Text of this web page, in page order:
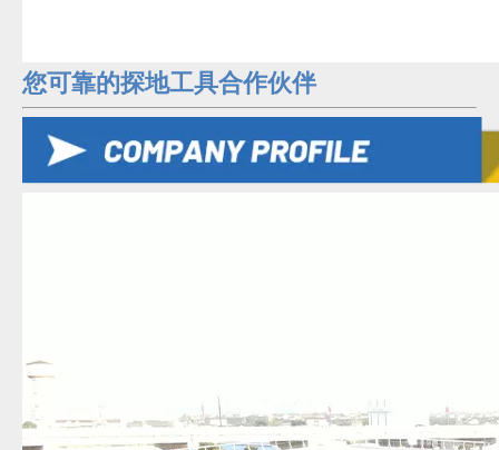
您可靠的探地工具合作伙伴